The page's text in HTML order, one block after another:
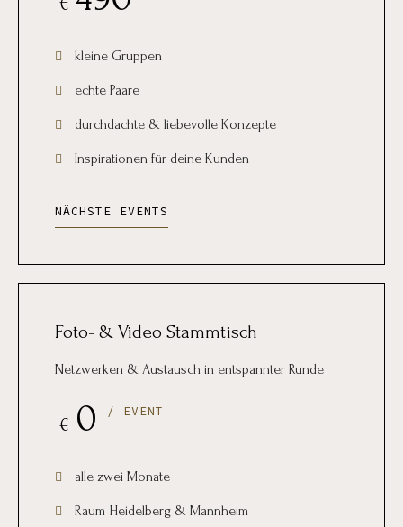
kleine Gruppen
echte Paare
durchdachte & liebevolle Konzepte
Inspirationen für deine Kunden
NÄCHSTE EVENTS
Foto- & Video Stammtisch
Netzwerken & Austausch in entspannter Runde
€ 0 / EVENT
alle zwei Monate
Raum Heidelberg & Mannheim